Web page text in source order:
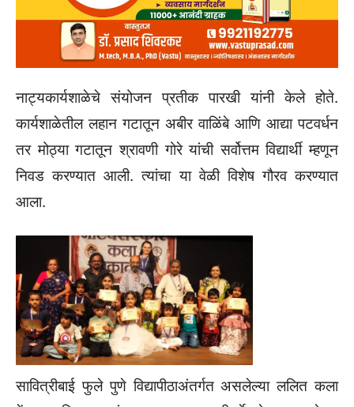
नाट्यकार्यशाळेचे संयोजन प्रतीक पारखी यांनी केले होते.
कार्यशाळेतील लहान गटातून अबीर वाळिंबे आणि आद्या पटवर्धन
तर मोठ्या गटातून श्रावणी गोरे यांची सर्वोत्तम विद्यार्थी म्हणून
निवड करण्यात आली. त्यांचा या वेळी विशेष गौरव करण्यात
आला.
सावित्रीबाई फुले पुणे विद्यापीठाअंतर्गत असलेल्या ललित कला